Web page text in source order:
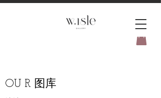
OU R 图库